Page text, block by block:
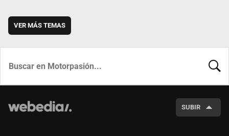
VER MÁS TEMAS
SUBIR